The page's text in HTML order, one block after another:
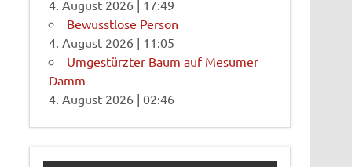
4. August 2026 | 17:49
Bewusstlose Person
4. August 2026 | 11:05
Umgestürzter Baum auf Mesumer
Damm
4. August 2026 |02:46